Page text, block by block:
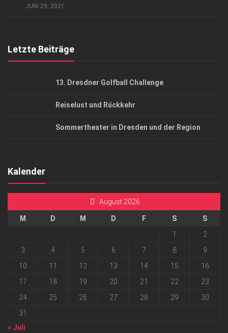
JUNI 29, 2021
Letzte Beiträge
13. Dresdner Golfball Challenge
Reiselust und Rückkehr
Sommertheater in Dresden und der Region
Kalender
August 2026
M D M D F S
S
1
2
3
4 5 6 7 8
9
10
11 12 13 14 15
16
17
18 19 20 21 22
23
24
25 26 27 28 29
30
31
« Juli